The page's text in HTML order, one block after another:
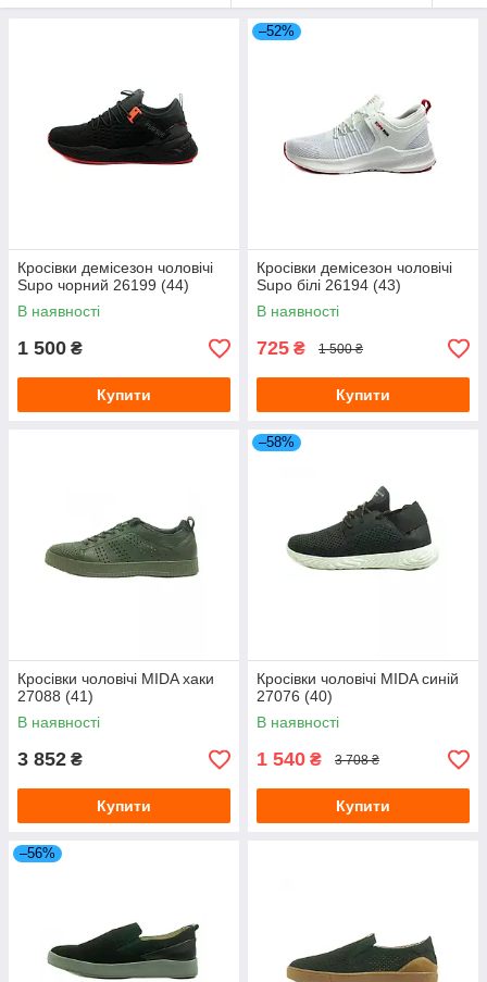
Кросівки демісезон чоловічі
Supo чорний 26199 (44)
В наявності
1 500 ₴
Купити
–52%
Кросівки демісезон чоловічі
Supo білі 26194 (43)
В наявності
725 ₴ 1 500 ₴
Купити
Кросівки чоловічі MIDA хаки
27088 (41)
В наявності
3 852 ₴
Купити
–58%
Кросівки чоловічі MIDA синій
27076 (40)
В наявності
1 540 ₴ 3 708 ₴
Купити
–56%